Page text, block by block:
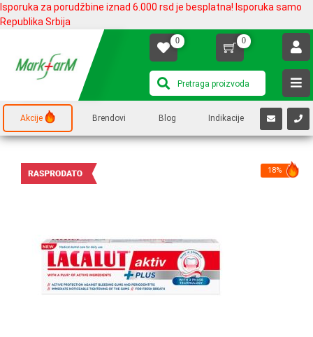
Isporuka za porudžbine iznad 6.000 rsd je besplatna! Isporuka samo
Republika Srbija
0 0
Akcije Brendovi Blog Indikacije
18%